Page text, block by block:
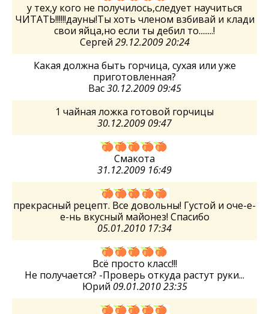
у тех,у кого не получилось,следует научиться
ЧИТАТЬ!!!!!!дауны!Ты хоть членом взбивай и клади
свои яйца,но если ты дебил то........!
Сергей 29.12.2009 20:24
Какая должна быть горчица, сухая или уже
приготовленная?
Вас30.12.2009 09:45
1 чайная ложка готовой горчицы
30.12.2009 09:47
Смакота
31.12.2009 16:49
прекрасный рецепт. Все довольны! Густой и оче-е-
е-нь вкусный майонез! Спасибо
05.01.2010 17:34
Всё просто класс!!!
Не получается? -Проверь откуда растут руки...
Юрий 09.01.2010 23:35